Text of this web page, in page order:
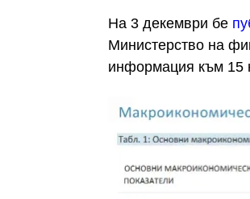
На 3 декември бе
Министерство на
информация към 15